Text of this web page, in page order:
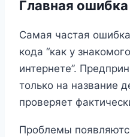
Главная
Самая частая
кода “как у
интернете”.
только на название
проверяет
Проблемы